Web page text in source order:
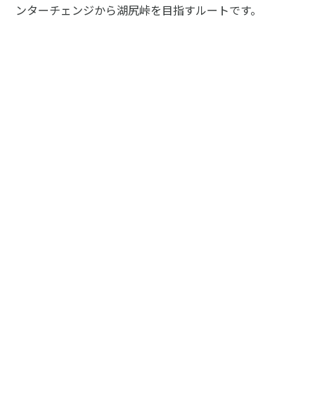
ンターチェンジから湖尻峠を目指すルートです。